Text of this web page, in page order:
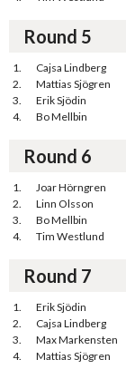
Round 5
1. Cajsa Lindberg
2.
Mattias Sjögren
3.
Erik Sjödin
4.
Bo Mellbin
Round 6
1. Joar Hörngren
2.
Linn Olsson
3.
Bo Mellbin
4.
Tim Westlund
Round 7
1. Erik Sjödin
2.
Cajsa Lindberg
3.
Max Markensten
4.
Mattias Sjögren